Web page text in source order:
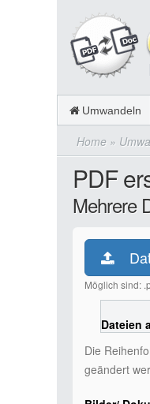
Umwandeln
Home »
PDF
Mehrere
Möglich sind:
Dateien
Die
geändert